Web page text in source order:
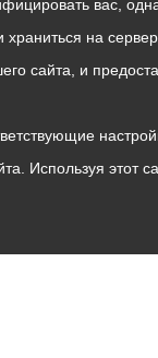
вас,
на
сайта, и
Используя этот